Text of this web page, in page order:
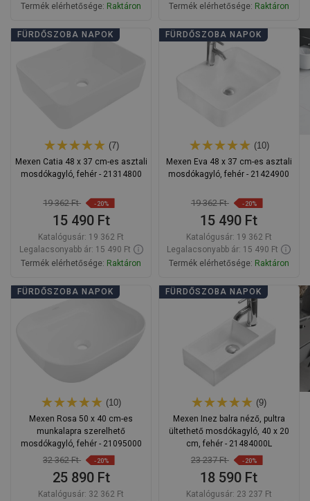
Termék elérhetősége: Raktáron
Kosárba
Termék elérhetősége: Raktáron
Kosárba
Hasonlítsa
össze
FÜRDŐSZOBA NAPOK
(7)
Mexen Catia 48 x 37 cm-es asztali
mosdókagyló, fehér - 21314800
19 362 Ft -20%
15 490 Ft
Katalógusár: 19 362 Ft
Legalacsonyabb ár: 15 490 Ft
Termék elérhetősége: Raktáron
Kosárba
FÜRDŐSZOBA NAPOK
(10)
Mexen Eva 48 x 37 cm-es asztali
mosdókagyló, fehér - 21424900
19 362 Ft -20%
15 490 Ft
Katalógusár: 19 362 Ft
Legalacsonyabb ár: 15 490 Ft
Termék elérhetősége: Raktáron
Kosárba
favorite_border Kedvenc
FÜRDŐSZOBA NAPOK
(10)
Mexen Rosa 50 x 40 cm-es
munkalapra szerelhető
mosdókagyló, fehér - 21095000
32 362 Ft -20%
25 890 Ft
Katalógusár: 32 362 Ft
FÜRDŐSZOBA NAPOK
(9)
Mexen Inez balra néző, pultra
ültethető mosdókagyló, 40 x 20
cm, fehér - 21484000L
23 237 Ft -20%
18 590 Ft
Katalógusár: 23 237 Ft